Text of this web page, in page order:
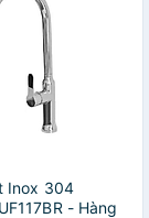
Inox 304
- Hàng